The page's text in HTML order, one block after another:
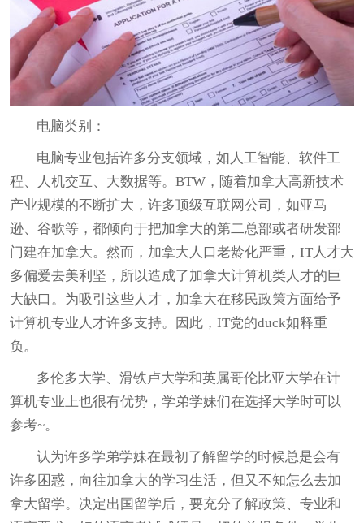
电脑类别：
电脑专业包括许多分支领域，如人工智能、软件工
程、人机交互、大数据等。BTW，随着加拿大高新技术
产业规模的不断扩大，许多顶级互联网公司，如亚马
逊、谷歌等，都倾向于把加拿大的第二总部或者研发部
门建在加拿大。然而，加拿大人口老龄化严重，IT人才大
多偏爱去美利坚，所以造成了加拿大计算机类人才的巨
大缺口。为吸引这些人才，加拿大在移民政策方面给予
计算机专业人才许多支持。因此，IT党的duck如释重
负。
多伦多大学、滑铁卢大学和英属哥伦比亚大学在计
算机专业上也很有优势，学弟学妹们在选择大学时可以
参考~。
认为许多学弟学妹在最初了解留学的时候总是会有
许多困惑，向往加拿大的学习生活，但又不知怎么去加
拿大留学。决定出国留学后，要充分了解政策、专业和